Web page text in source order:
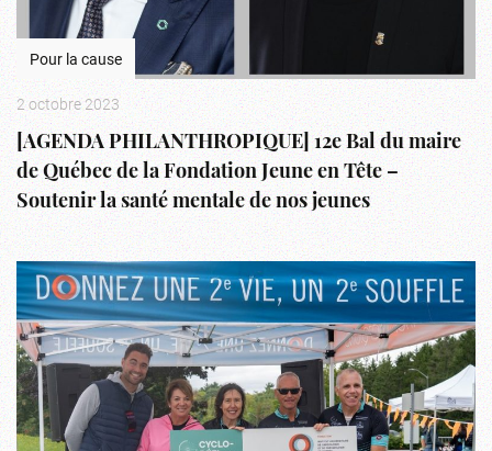
Pour la cause
2 octobre 2023
[AGENDA PHILANTHROPIQUE] 12e Bal du maire
de Québec de la Fondation Jeune en Tête –
Soutenir la santé mentale de nos jeunes